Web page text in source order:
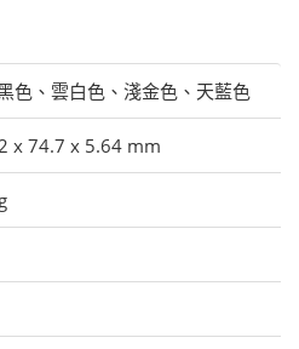
色、雲白色、淺金色、天藍色
x 74.7 x 5.64 mm